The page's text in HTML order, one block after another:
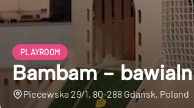
PLAYROOM
Bambam -
Piecewska 29/1, 80-288 Gdańsk, Poland